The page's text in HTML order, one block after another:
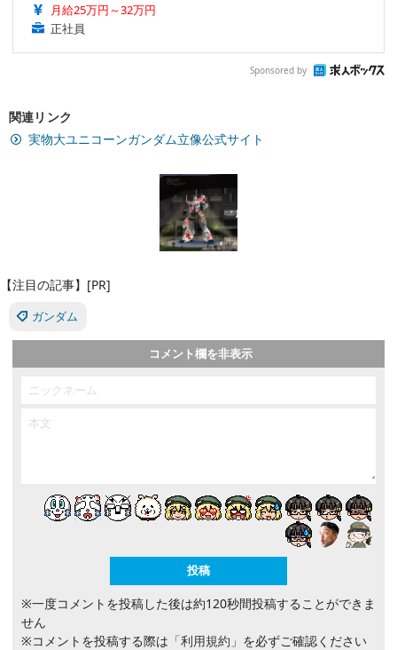
月給25万円～32万円
正社員
Sponsored by
関連リンク
実物大ユニコーンガンダム立像公式サイト
【注目の記事】[PR]
ガンダム
コメント欄を非表示
※一度コメントを投稿した後は約120秒間投稿することができま
せん
※コメントを投稿する際は 「利用規約」 を必ずご確認ください